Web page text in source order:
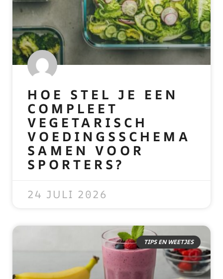
HOE STEL JE EEN
COMPLEET
VEGETARISCH
VOEDINGSSCHEMA
SAMEN VOOR
SPORTERS?
24 JULI 2026
TIPS EN WEETJES